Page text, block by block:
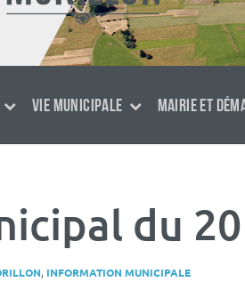
VIE MUNICIPALE MAIRIE ET
du
, INFORMATION MUNICIPALE